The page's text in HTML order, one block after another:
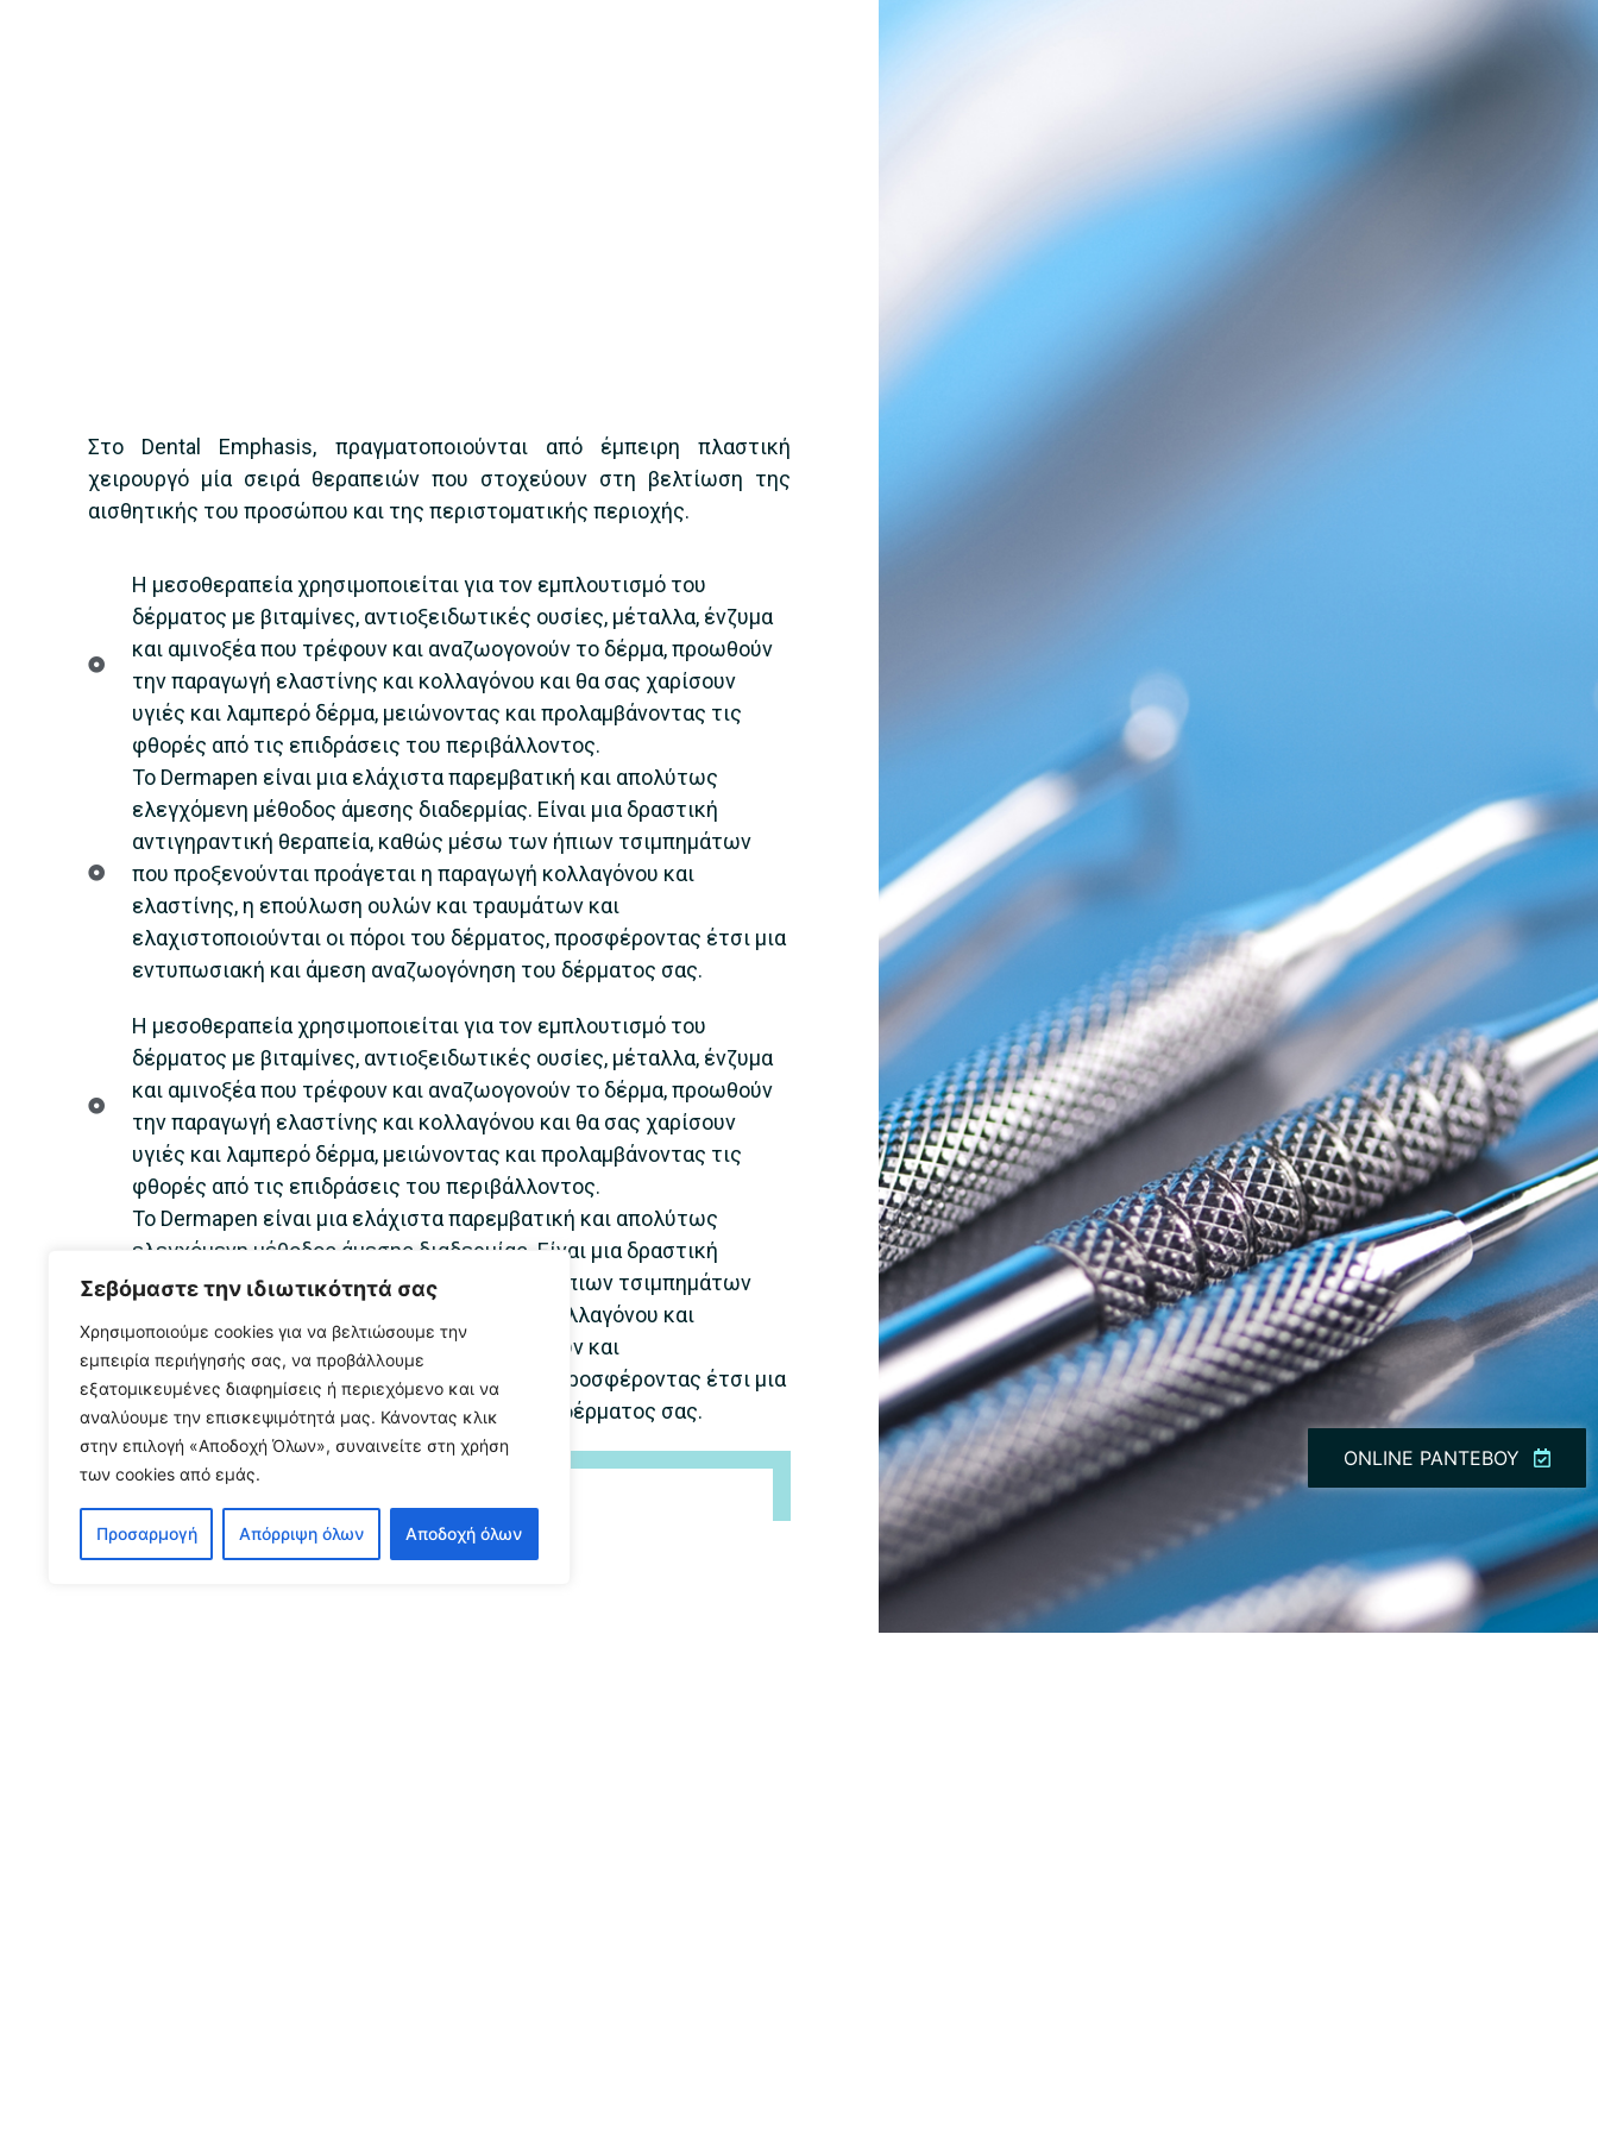
Σεβόμαστε την ιδιωτικότητά σας
Χρησιμοποιούμε cookies για να βελτιώσουμε την
εμπειρία περιήγησής σας, να προβάλλουμε
εξατομικευμένες διαφημίσεις ή περιεχόμενο και να
αναλύουμε την επισκεψιμότητά μας. Κάνοντας κλικ
στην επιλογή «Αποδοχή Όλων», συναινείτε στη χρήση
των cookies από εμάς.
Προσαρμογή Απόρριψη όλων Αποδοχή όλων
Στο Dental Emphasis, πραγματοποιούνται από έμπειρη πλαστική
χειρουργό μία σειρά θεραπειών που στοχεύουν στη βελτίωση της
αισθητικής του προσώπου και της περιστοματικής περιοχής.
Η μεσοθεραπεία χρησιμοποιείται για τον εμπλουτισμό του
δέρματος με βιταμίνες, αντιοξειδωτικές ουσίες, μέταλλα, ένζυμα
και αμινοξέα που τρέφουν και αναζωογονούν το δέρμα, προωθούν
την παραγωγή ελαστίνης και κολλαγόνου και θα σας χαρίσουν
υγιές και λαμπερό δέρμα, μειώνοντας και προλαμβάνοντας τις
φθορές από τις επιδράσεις του περιβάλλοντος.
Το Dermapen είναι μια ελάχιστα παρεμβατική και απολύτως
ελεγχόμενη μέθοδος άμεσης διαδερμίας. Είναι μια δραστική
αντιγηραντική θεραπεία, καθώς μέσω των ήπιων τσιμπημάτων
που προξενούνται προάγεται η παραγωγή κολλαγόνου και
ελαστίνης, η επούλωση ουλών και τραυμάτων και
ελαχιστοποιούνται οι πόροι του δέρματος, προσφέροντας έτσι μια
εντυπωσιακή και άμεση αναζωογόνηση του δέρματος σας.
Η μεσοθεραπεία χρησιμοποιείται για τον εμπλουτισμό του
δέρματος με βιταμίνες, αντιοξειδωτικές ουσίες, μέταλλα, ένζυμα
και αμινοξέα που τρέφουν και αναζωογονούν το δέρμα, προωθούν
την παραγωγή ελαστίνης και κολλαγόνου και θα σας χαρίσουν
υγιές και λαμπερό δέρμα, μειώνοντας και προλαμβάνοντας τις
φθορές από τις επιδράσεις του περιβάλλοντος.
Το Dermapen είναι μια ελάχιστα παρεμβατική και απολύτως
ελεγχόμενη μέθοδος άμεσης διαδερμίας. Είναι μια δραστική
αντιγηραντική θεραπεία, καθώς μέσω των ήπιων τσιμπημάτων
που προξενούνται προάγεται η παραγωγή κολλαγόνου και
ελαστίνης, η επούλωση ουλών και τραυμάτων και
ελαχιστοποιούνται οι πόροι του δέρματος, προσφέροντας έτσι μια
εντυπωσιακή και άμεση αναζωογόνηση του δέρματος σας.
ONLINE ΡΑΝΤΕΒΟΥ